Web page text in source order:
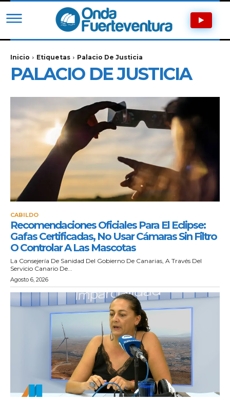
Inicio Etiquetas Palacio De Justicia
PALACIO DE JUSTICIA
CABILDO
Recomendaciones Oficiales Para El Eclipse:
Gafas Certificadas, No Usar Cámaras Sin Filtro
O Controlar A Las Mascotas
La Consejería De Sanidad Del Gobierno De Canarias, A Través Del
Servicio Canario De...
Agosto 6, 2026